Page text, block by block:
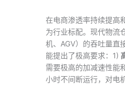
在电商渗透率持续提高
为行业标配。现代物流
机、AGV）的吞吐量直
能提出了极高要求：1)
需要极高的加减速性能
小时不间断运行，对电